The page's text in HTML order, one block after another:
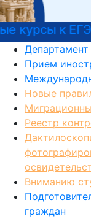
Подготовка к
Прием
Новые
Реестр
Вниманию
граждан